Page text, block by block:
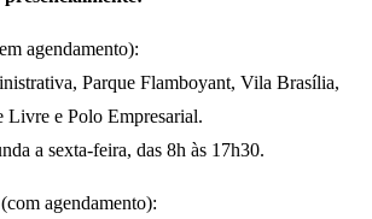
agendamento):
Parque Flamboyant, Vila Brasília,
Livre e Polo Empresarial.
a sexta-feira, das 8h às 17h30.
agendamento):